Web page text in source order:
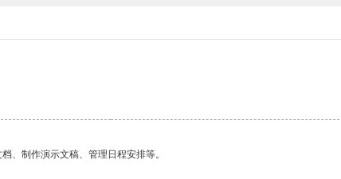
、制作演示文稿、管理日程安排等。